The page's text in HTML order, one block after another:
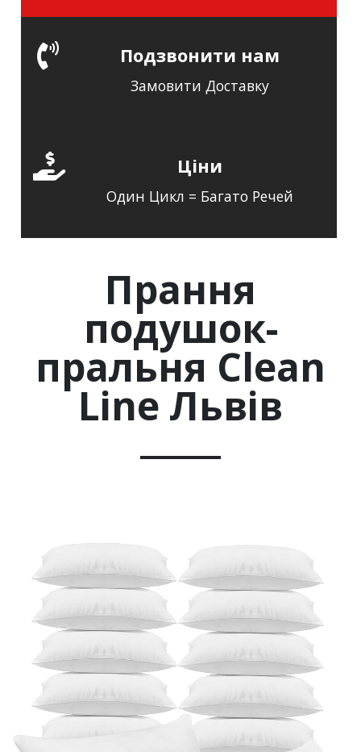
Подзвонити нам
Замовити Доставку
Ціни
Один Цикл = Багато Речей
Прання
подушок-
пральня Clean
Line Львів